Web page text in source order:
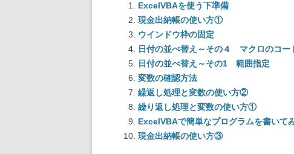
ExcelVBAを使う下準備
現金出納帳の使い方①
ウインドウ枠の固定
日付の並べ替え～その４ マクロのコー
日付の並べ替え～その1 範囲指定
変数の確認方法
繰返し処理と変数の使い方②
繰り返し処理と変数の使い方①
ExcelVBAで簡単なプログラムを書いて
現金出納帳の使い方③